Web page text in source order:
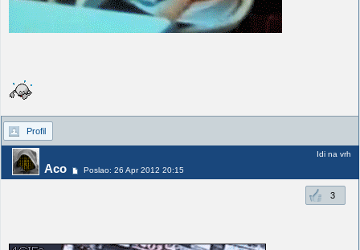
Profil
Aco Poslao: 26 Apr 2012 20:15
Idi na vrh
3